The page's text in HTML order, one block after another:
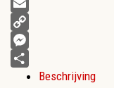
Facebook
Email
Copy
Link
Messenger
Delen
Beschrijving